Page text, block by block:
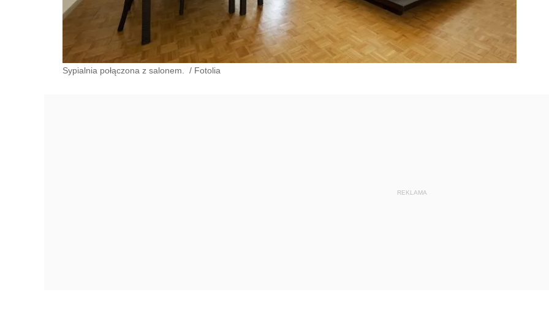
Sypialnia połączona z salonem. / Fotolia